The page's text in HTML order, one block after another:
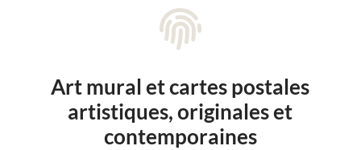

Art mural et cartes postales
artistiques, originales et
contemporaines